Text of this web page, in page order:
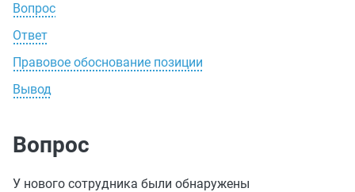
Вопрос
Ответ
Правовое обоснование позиции
Вывод
Вопрос
У нового сотрудника были обнаружены